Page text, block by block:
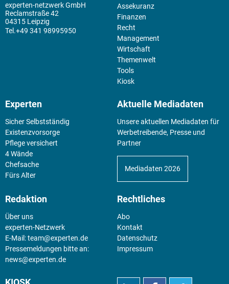
experten-netzwerk GmbH
Reclamstraße 42
04315 Leipzig
+49 341 98995950
Assekuranz
Finanzen
Recht
Management
Wirtschaft
Themenwelt
Tools
Kiosk
Experten
Sicher Selbstständig
Existenz­vorsorge
Pflege versichert
4 Wände
Chefsache
Fürs Alter
Aktuelle Mediadaten
Unsere aktuellen Mediadaten für
Werbetreibende, Presse und
Partner
Mediadaten 2026
Redaktion
Über uns
experten-Netzwerk
E-Mail:team@experten.de
Pressemeldungen bitte an:
news@experten.de
Rechtliches
Abo
Kontakt
Datenschutz
Impressum